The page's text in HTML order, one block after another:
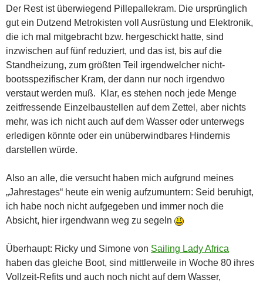
Der Rest ist überwiegend Pillepallekram. Die ursprünglich
gut ein Dutzend Metrokisten voll Ausrüstung und Elektronik,
die ich mal mitgebracht bzw. hergeschickt hatte, sind
inzwischen auf fünf reduziert, und das ist, bis auf die
Standheizung, zum größten Teil irgendwelcher nicht-
bootsspezifischer Kram, der dann nur noch irgendwo
verstaut werden muß. Klar, es stehen noch jede Menge
zeitfressende Einzelbaustellen auf dem Zettel, aber nichts
mehr, was ich nicht auch auf dem Wasser oder unterwegs
erledigen könnte oder ein unüberwindbares Hindernis
darstellen würde.
Also an alle, die versucht haben mich aufgrund meines
„Jahrestages“ heute ein wenig aufzumuntern: Seid beruhigt,
ich habe noch nicht aufgegeben und immer noch die
Absicht, hier irgendwann weg zu segeln
Überhaupt: Ricky und Simone von Sailing Lady Africa
haben das gleiche Boot, sind mittlerweile in Woche 80 ihres
Vollzeit-Refits und auch noch nicht auf dem Wasser,